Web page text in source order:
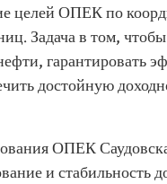
целей ОПЕК по
Задача в том,
гарантировать
достойную
ОПЕК
и стабильность